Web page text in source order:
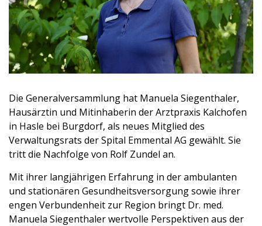
Die Generalversammlung hat Manuela Siegenthaler,
Hausärztin und Mitinhaberin der Arztpraxis Kalchofen
in Hasle bei Burgdorf, als neues Mitglied des
Verwaltungsrats der Spital Emmental AG gewählt. Sie
tritt die Nachfolge von Rolf Zundel an.
Mit ihrer langjährigen Erfahrung in der ambulanten
und stationären Gesundheitsversorgung sowie ihrer
engen Verbundenheit zur Region bringt Dr. med.
Manuela Siegenthaler wertvolle Perspektiven aus der